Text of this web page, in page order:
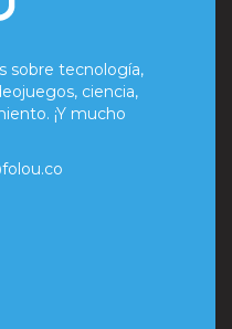
sobre tecnología,
ciencia,
¡Y mucho